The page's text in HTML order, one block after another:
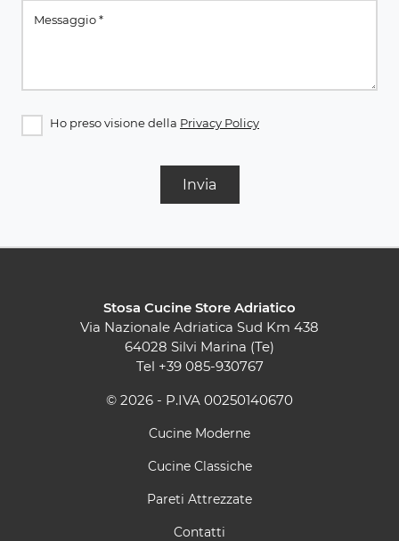
Ho preso visione della Privacy Policy
Invia
Stosa Cucine Store Adriatico
Via Nazionale Adriatica Sud Km 438
64028 Silvi Marina (Te)
Tel +39 085-930767
© 2026 - P.IVA 00250140670
Cucine Moderne
Cucine Classiche
Pareti Attrezzate
Contatti